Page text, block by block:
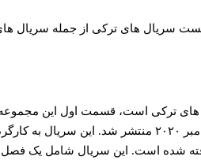
سریال های ترکی از جمله سریال
این مجموعه در تاریخ ۱۹ نوامبر ۲۰۲۰ منتشر
گرفته شده است. این سریال شامل یک